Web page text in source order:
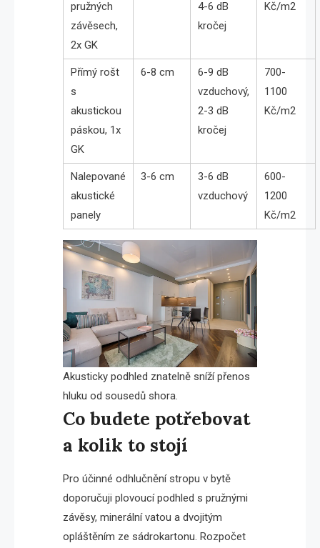
pružných
závěsech,
2x GK
4-6 dB
kročej
Kč/m2
Přímý rošt
s
akustickou
páskou, 1x
GK
6-8 cm
6-9 dB
vzduchový,
2-3 dB
kročej
700-
1100
Kč/m2
Nalepované
akustické
panely
3-6 cm
3-6 dB
vzduchový
600-
1200
Kč/m2
Akusticky podhled znatelně sníží přenos
hluku od sousedů shora.
Co budete potřebovat
a kolik to stojí
Pro účinné odhlučnění stropu v bytě
doporučuji plovoucí podhled s pružnými
závěsy, minerální vatou a dvojitým
opláštěním ze sádrokartonu. Rozpočet